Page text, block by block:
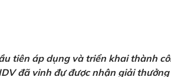
tiên áp dụng và triển khai thành
đã vinh đự được nhận giải